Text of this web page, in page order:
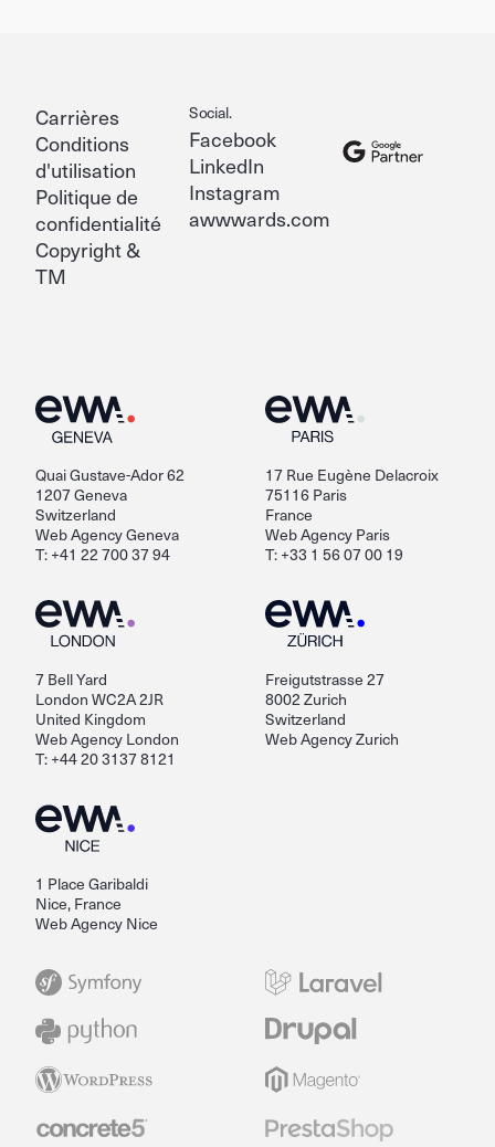
Quai Gustave-Ador 62
1207 Geneva
Switzerland
Web Agency Geneva
T: +41 22 700 37 94
17 Rue Eugène Delacroix
75116 Paris
France
Web Agency Paris
T: +33 1 56 07 00 19
7 Bell Yard
London WC2A 2JR
United Kingdom
Web Agency London
T: +44 20 3137 8121
Freigutstrasse 27
8002 Zurich
Switzerland
Web Agency Zurich
1 Place Garibaldi
Nice, France
Web Agency Nice
Carrières
Conditions
d'utilisation
Politique de
confidentialité
Copyright &
TM
Social.
Facebook
LinkedIn
Instagram
awwwards.com